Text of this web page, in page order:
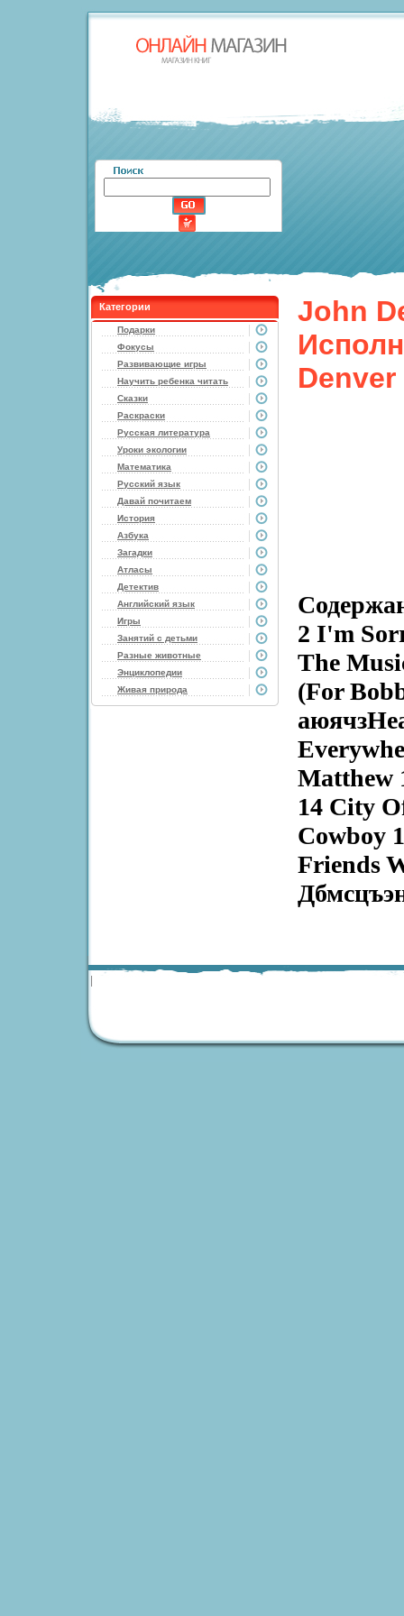
Категории
Подарки
Фокусы
Развивающие игры
Научить ребенка читать
Сказки
Раскраски
Русская литература
Уроки экологии
Математика
Русский язык
Давай почитаем
История
Азбука
Загадки
Атласы
Детектив
Английский язык
Игры
Занятий с детьми
Разные животные
Энциклопедии
Живая природа
John
2 I'm
The
(For
Matthew
14 City
Cowboy
Friends